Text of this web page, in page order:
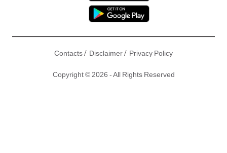
Contacts/ Disclaimer/ Privacy Policy
Copyright © 2026 - All Rights Reserved